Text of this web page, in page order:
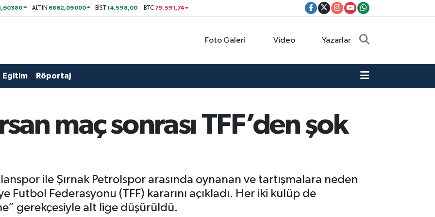
ALTIN 6862,09000 BİST14.598,00 BTC 79.591,74
Foto Galeri Video Yazarlar
Eğitim Röportaj
maç sonrası TFF’den şok
ile Şırnak Petrolspor arasında oynanan ve tartışmalara neden
Futbol Federasyonu (TFF) kararını açıkladı. Her iki kulüp de
gerekçesiyle alt lige düşürüldü.